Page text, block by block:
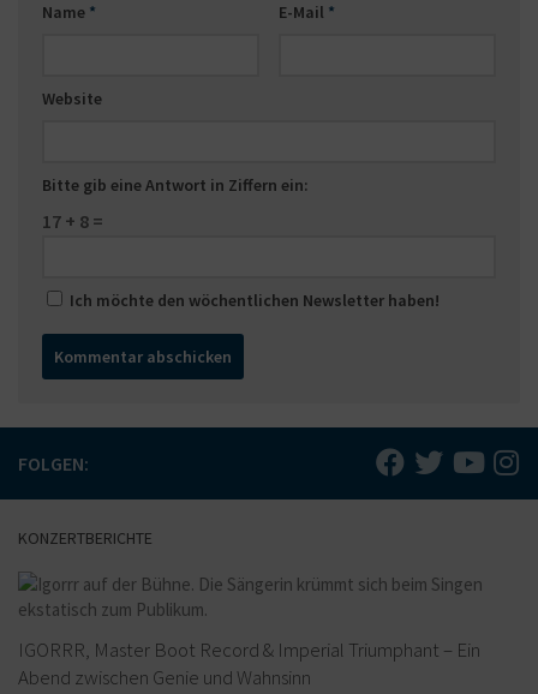
Name * E-Mail *
Website
Bitte gib eine Antwort in Ziffern ein:
17 + 8 =
Ich möchte den wöchentlichen Newsletter haben!
FOLGEN:
KONZERTBERICHTE
IGORRR, Master Boot Record & Imperial Triumphant – Ein
Abend zwischen Genie und Wahnsinn